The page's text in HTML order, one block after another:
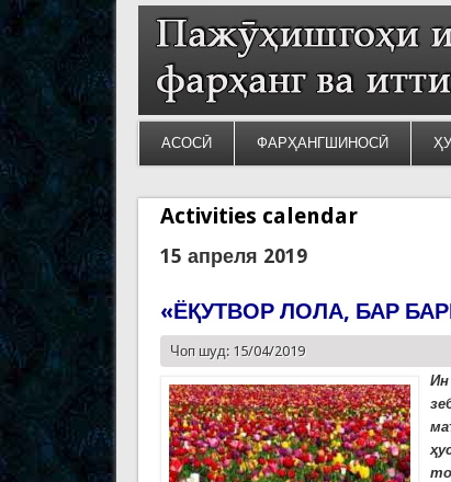
АСОСӢ ФАРҲАНГШИНОСӢ
Activities calendar
15 апреля 2019
«ЁҚУТВОР ЛОЛА, БАР
Чоп шуд: 15/04/2019